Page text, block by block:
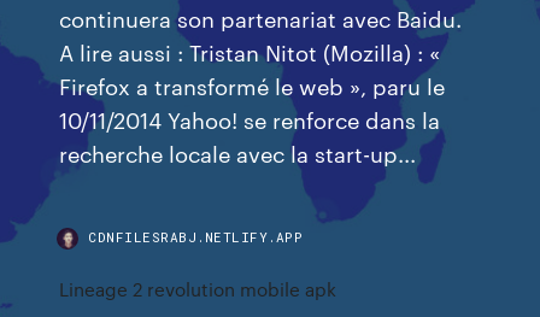
continuera son partenariat avec Baidu.
A lire aussi : Tristan Nitot (Mozilla) : «
Firefox a transformé le web », paru le
10/11/2014 Yahoo! se renforce dans la
recherche locale avec la start-up...
CDNFILESRABJ.NETLIFY.APP
Lineage 2 revolution mobile apk